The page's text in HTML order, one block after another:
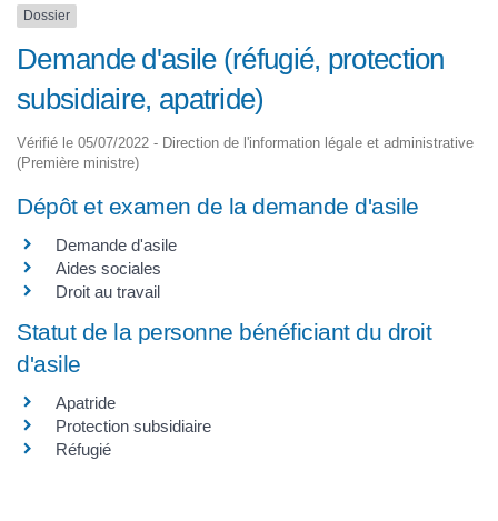
Dossier
Demande d'asile (réfugié, protection
subsidiaire, apatride)
Vérifié le 05/07/2022 - Direction de l'information légale et administrative
(Première ministre)
Dépôt et examen de la demande d'asile
Demande d'asile
Aides sociales
Droit au travail
Statut de la personne bénéficiant du droit
d'asile
Apatride
Protection subsidiaire
Réfugié